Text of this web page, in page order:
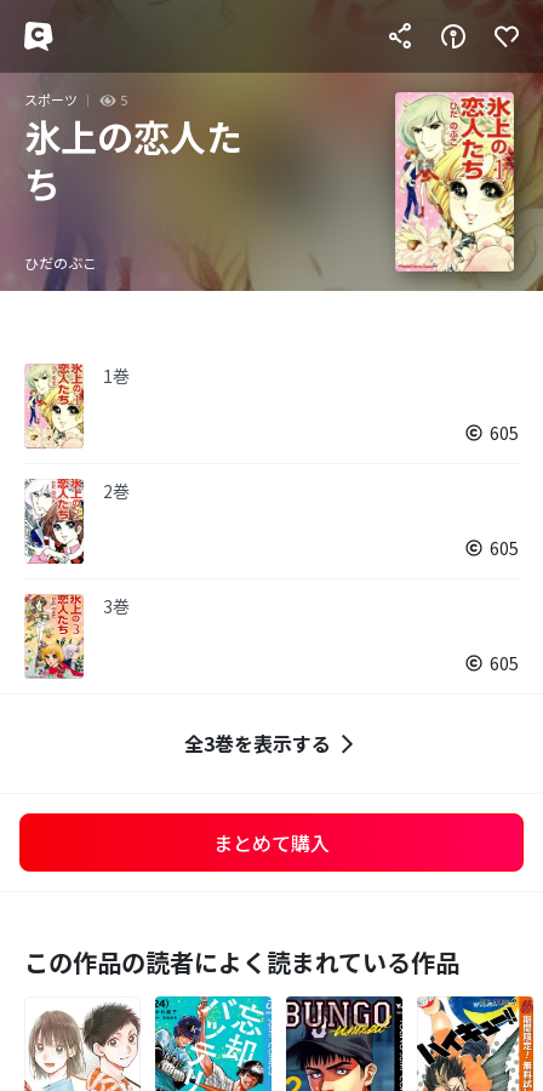
スポーツ 5
氷上の恋人た
ち
ひだのぶこ
1巻
605
2巻
605
3巻
605
全3巻を表示する
まとめて購入
この作品の読者によく読まれている作品